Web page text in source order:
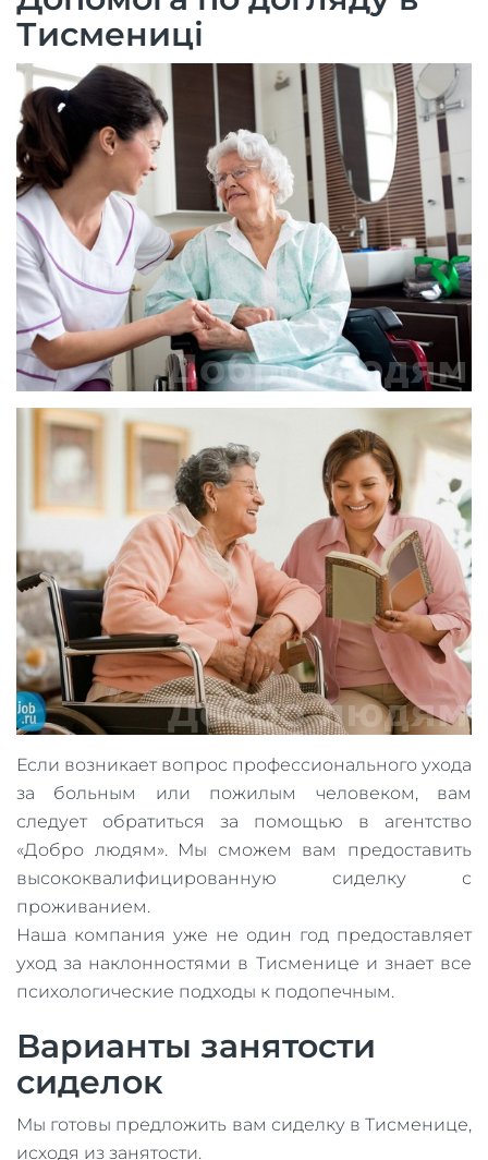
Тисмениці
Если возникает вопрос профессионального ухода
за больным или пожилым человеком, вам
следует обратиться за помощью в агентство
«Добро людям». Мы сможем вам предоставить
высококвалифицированную сиделку с
проживанием.
Наша компания уже не один год предоставляет
уход за наклонностями в Тисменице и знает все
психологические подходы к подопечным.
Варианты занятости
сиделок
Мы готовы предложить вам сиделку в Тисменице,
исходя из занятости.